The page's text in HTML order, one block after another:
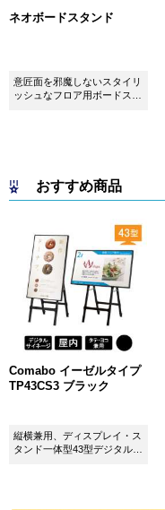
ネオボードスタンド
意匠面を邪魔しないスタイリ
ッシュなフロア用ボードスタ
おすすめ商品
Comabo イーゼルタイプ
TP43CS3 ブラック
縦横兼用、ディスプレイ・ス
タンド一体型43型デジタルサ